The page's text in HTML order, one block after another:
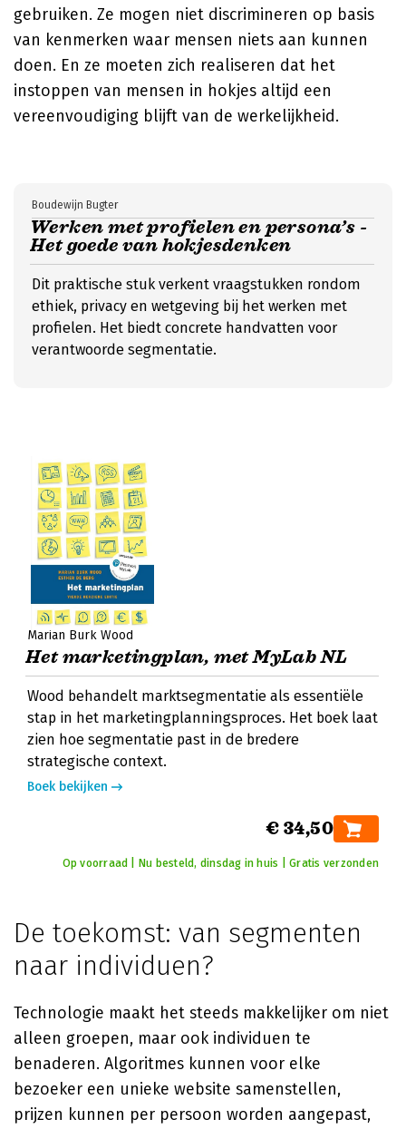
gebruiken. Ze mogen niet discrimineren op basis
van kenmerken waar mensen niets aan kunnen
doen. En ze moeten zich realiseren dat het
instoppen van mensen in hokjes altijd een
vereenvoudiging blijft van de werkelijkheid.
Werken met profielen en persona’s -
Het goede van hokjesdenken
Boudewijn Bugter
Dit praktische stuk verkent vraagstukken rondom
ethiek, privacy en wetgeving bij het werken met
profielen. Het biedt concrete handvatten voor
verantwoorde segmentatie.
Marian Burk Wood
Het marketingplan, met MyLab NL
Wood behandelt marktsegmentatie als essentiële
stap in het marketingplanningsproces. Het boek laat
zien hoe segmentatie past in de bredere
strategische context.
Boek bekijken
€ 34,50
Op voorraad | Nu besteld, dinsdag in huis | Gratis verzonden
De toekomst: van segmenten
naar individuen?
Technologie maakt het steeds makkelijker om niet
alleen groepen, maar ook individuen te
benaderen. Algoritmes kunnen voor elke
bezoeker een unieke website samenstellen,
prijzen kunnen per persoon worden aangepast,